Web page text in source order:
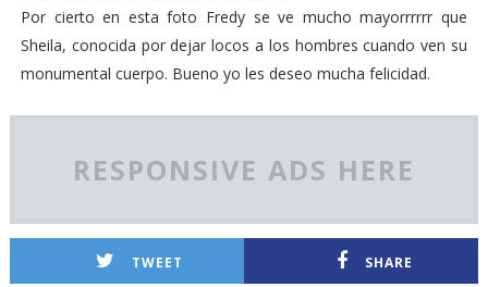
Por cierto en esta foto Fredy se ve mucho mayorrrrrr que
Sheila, conocida por dejar locos a los hombres cuando ven su
monumental cuerpo. Bueno yo les deseo mucha felicidad.
RESPONSIVE ADS HERE
TWEET SHARE